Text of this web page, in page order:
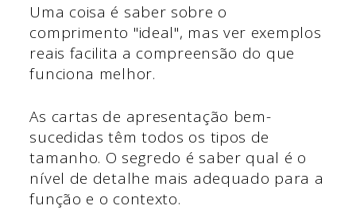
Uma coisa é saber sobre o
comprimento "ideal", mas ver exemplos
reais facilita a compreensão do que
funciona melhor.
As cartas de apresentação bem-
sucedidas têm todos os tipos de
tamanho. O segredo é saber qual é o
nível de detalhe mais adequado para a
função e o contexto.